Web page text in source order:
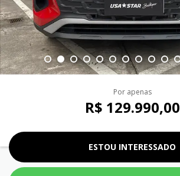
Por apenas
R$ 129.990,00
ESTOU INTERESSADO